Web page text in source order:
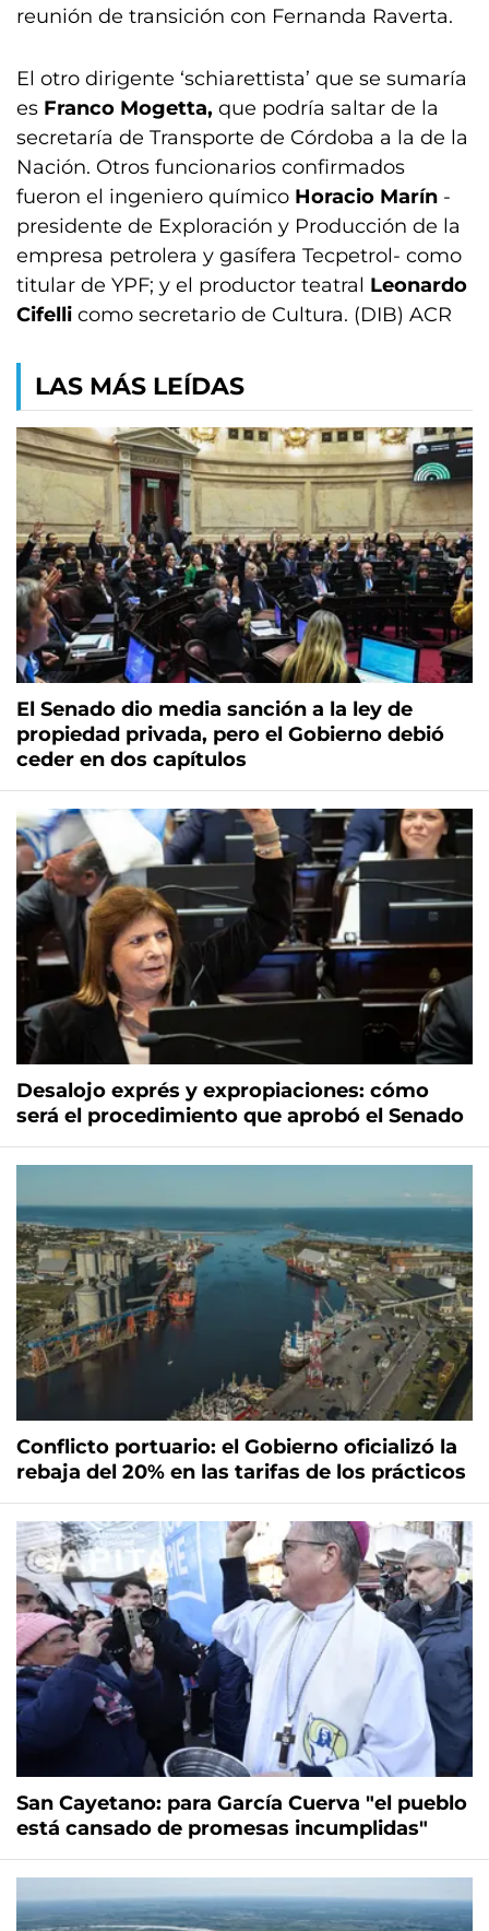
reunión de transición con Fernanda Raverta.
El otro dirigente ‘schiarettista’ que se sumaría
es Franco Mogetta, que podría saltar de la
secretaría de Transporte de Córdoba a la de la
Nación. Otros funcionarios confirmados
fueron el ingeniero químico Horacio Marín -
presidente de Exploración y Producción de la
empresa petrolera y gasífera Tecpetrol- como
titular de YPF; y el productor teatral Leonardo
Cifelli como secretario de Cultura. (DIB) ACR
LAS MÁS LEÍDAS
El Senado dio media sanción a la ley de
propiedad privada, pero el Gobierno debió
ceder en dos capítulos
Desalojo exprés y expropiaciones: cómo
será el procedimiento que aprobó el Senado
Conflicto portuario: el Gobierno oficializó la
rebaja del 20% en las tarifas de los prácticos
San Cayetano: para García Cuerva "el pueblo
está cansado de promesas incumplidas"